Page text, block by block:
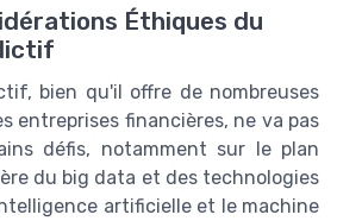
Éthiques du
bien qu'il offre de nombreuses
entreprises financières, ne va pas
défis, notamment sur le plan
du big data et des technologies
artificielle et le machine